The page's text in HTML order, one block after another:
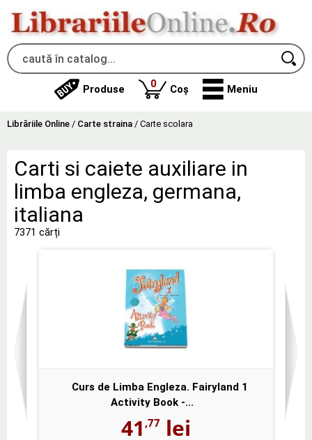
Produse 0produse
Coș Meniu
Librăriile Online / Carte straina / Carte scolara
Carti si caiete auxiliare in
limba engleza, germana,
italiana
7371 cărți
Curs de Limba Engleza. Fairyland 1
Activity Book -...
41 ,77 lei